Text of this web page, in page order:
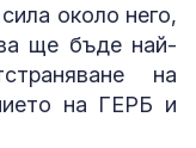
около него,
ще бъде най-
на
на ГЕРБ и